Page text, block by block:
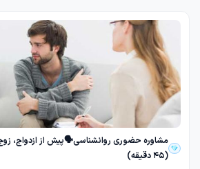
مشاوره حضوری روانشناسی🗣️پیش از ازدواج،
(45 دقیقه)